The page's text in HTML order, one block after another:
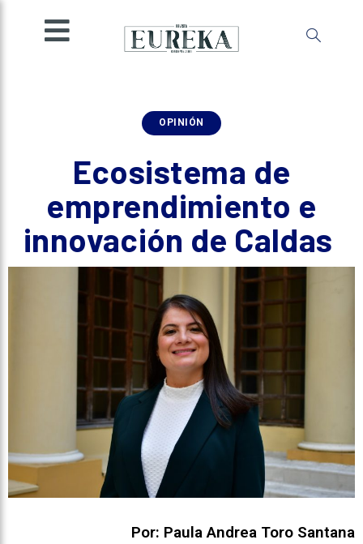
INGENIO
IMPRESA
OPINIÓN
Ecosistema de
emprendimiento e
innovación de Caldas
Por: Paula Andrea Toro Santana